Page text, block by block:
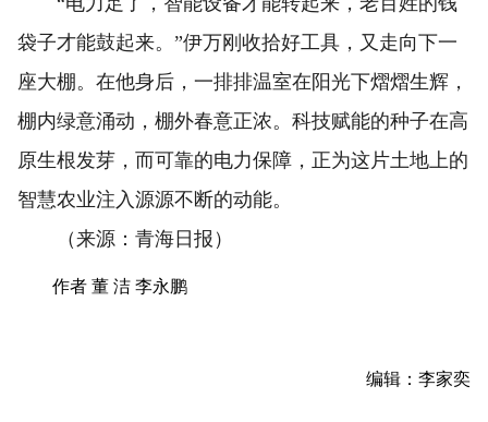
袋子才能鼓起来。”伊万刚收拾好工具，又走向下一
座大棚。在他身后，一排排温室在阳光下熠熠生辉，
棚内绿意涌动，棚外春意正浓。科技赋能的种子在高
原生根发芽，而可靠的电力保障，正为这片土地上的
智慧农业注入源源不断的动能。
（来源：青海日报）
作者 董 洁 李永鹏
编辑：李家奕